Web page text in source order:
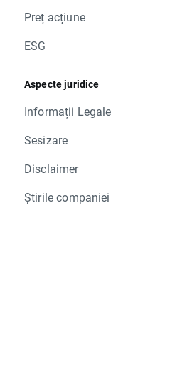
Preț acțiune
ESG
Aspecte juridice
Informații Legale
Sesizare
Disclaimer
Știrile companiei